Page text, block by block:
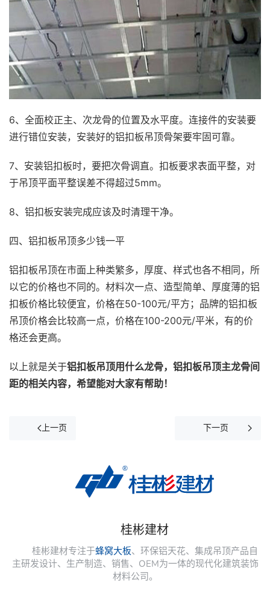
6、全面校正主、次龙骨的位置及水平度。连接件的安装要
进行错位安装，安装好的铝扣板吊顶骨架要牢固可靠。
7、安装铝扣板时，要把次骨调直。扣板要求表面平整，对
于吊顶平面平整误差不得超过5mm。
8、铝扣板安装完成应该及时清理干净。
四、铝扣板吊顶多少钱一平
铝扣板吊顶在市面上种类繁多，厚度、样式也各不相同，所
以它的价格也不同的。材料次一点、造型简单、厚度薄的铝
扣板价格比较便宜，价格在50-100元/平方；品牌的铝扣板
吊顶价格会比较高一点，价格在100-200元/平米，有的价
格还会更高。
以上就是关于铝扣板吊顶用什么龙骨，铝扣板吊顶主龙骨间
距的相关内容，希望能对大家有帮助！
上一页 下一页
桂彬建材
桂彬建材专注于蜂窝大板、环保铝天花、集成吊顶产品自
主研发设计、生产制造、销售、OEM为一体的现代化建筑装饰
材料公司。